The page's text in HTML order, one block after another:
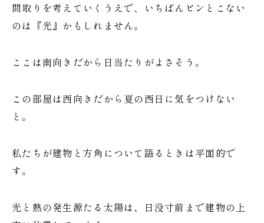
間取りを考えていくうえで、いちばんピンとこない
のは『光』かもしれません。
ここは南向きだから日当たりがよさそう。
この部屋は西向きだから夏の西日に気をつけない
と。
私たちが建物と方角について語るときは平面的で
す。
光と熱の発生源たる太陽は、日没寸前まで建物の上